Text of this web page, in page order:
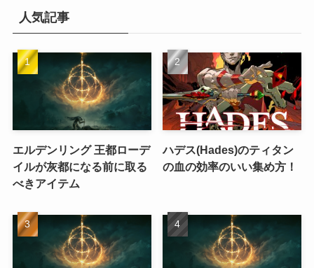
人気記事
エルデンリング 王都ローデ
イルが灰都になる前に取る
べきアイテム
ハデス(Hades)のティタン
の血の効率のいい集め方！